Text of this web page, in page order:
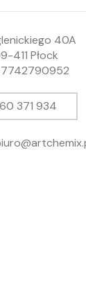
40A
411 Płock
7742790952
371 934